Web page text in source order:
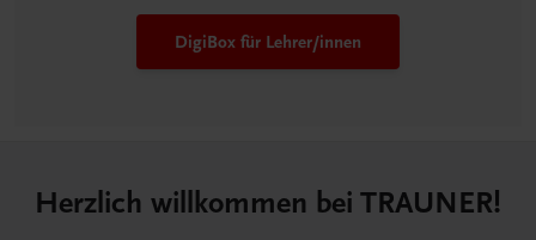
DigiBox für Lehrer/innen
Herzlich willkommen bei TRAUNER!